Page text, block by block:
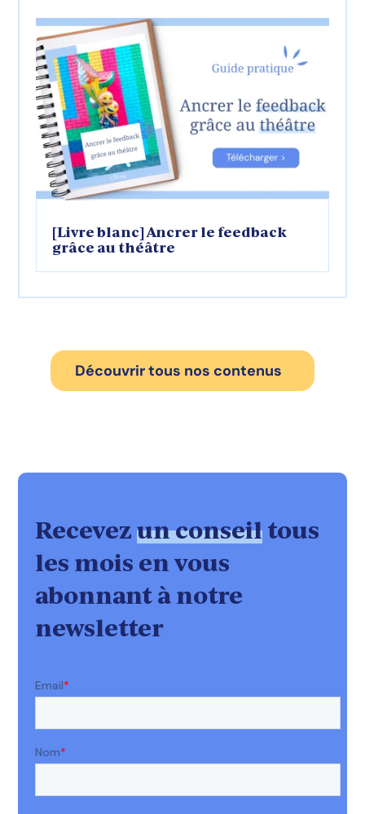
[Livre blanc] Ancrer le feedback
grâce au théâtre
Découvrir tous nos contenus
Recevez un conseiltous
les mois en vous
abonnant à notre
newsletter